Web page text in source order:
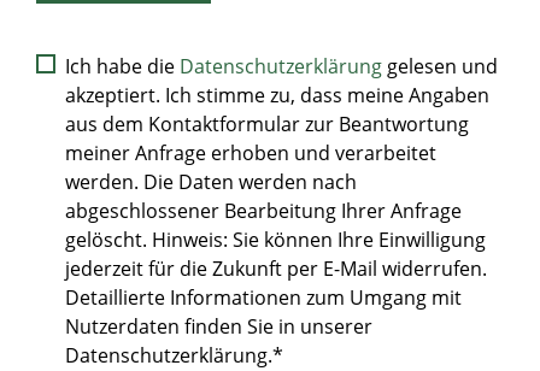
Ich habe die Datenschutzerklärung gelesen und
akzeptiert. Ich stimme zu, dass meine Angaben
aus dem Kontaktformular zur Beantwortung
meiner Anfrage erhoben und verarbeitet
werden. Die Daten werden nach
abgeschlossener Bearbeitung Ihrer Anfrage
gelöscht. Hinweis: Sie können Ihre Einwilligung
jederzeit für die Zukunft per E-Mail widerrufen.
Detaillierte Informationen zum Umgang mit
Nutzerdaten finden Sie in unserer
Datenschutzerklärung.*